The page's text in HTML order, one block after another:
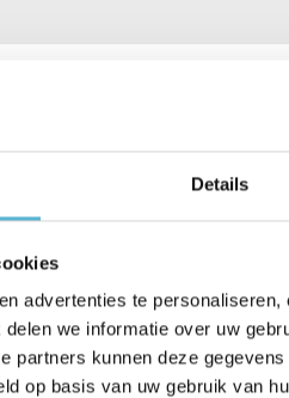
Details
advertenties te
we informatie over uw
partners kunnen deze
op basis van uw gebruik van